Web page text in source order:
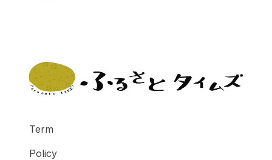
Term
Policy